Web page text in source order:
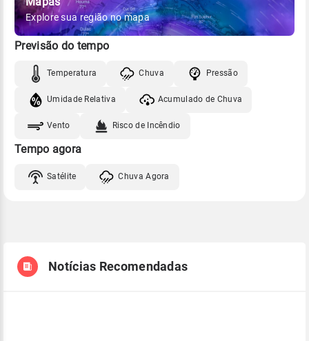
Explore sua região no mapa
Previsão do tempo
Temperatura Chuva Pressão
Umidade Relativa Acumulado de Chuva
Vento Risco de Incêndio
Tempo agora
Satélite Chuva Agora
Notícias Recomendadas